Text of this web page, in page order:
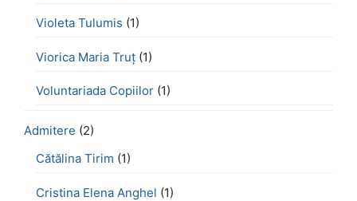
Violeta Tulumis (1)
Viorica Maria Truț (1)
Voluntariada Copiilor (1)
Admitere (2)
Cătălina Tirim (1)
Cristina Elena Anghel (1)